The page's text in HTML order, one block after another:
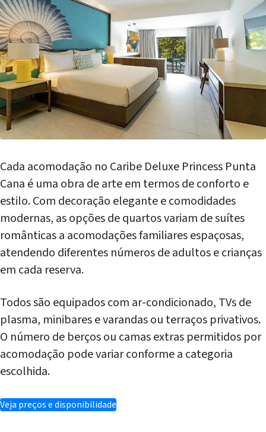
Cada acomodação no Caribe Deluxe Princess Punta
Cana é uma obra de arte em termos de conforto e
estilo. Com decoração elegante e comodidades
modernas, as opções de quartos variam de suítes
românticas a acomodações familiares espaçosas,
atendendo diferentes números de adultos e crianças
em cada reserva.
Todos são equipados com ar-condicionado, TVs de
plasma, minibares e varandas ou terraços privativos.
O número de berços ou camas extras permitidos por
acomodação pode variar conforme a categoria
escolhida.
Veja preços e disponibilidade